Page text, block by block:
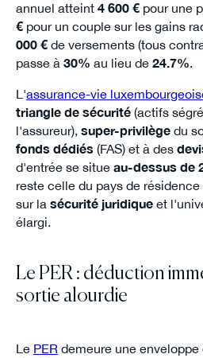
annuel atteint 4 600 €pour une
€pour un couple sur les gains
000 €de versements (tous
passe à 30% au lieu de 24.7%.
L'assurance-vie
triangle de sécurité(actifs
l'assureur), super-privilègedu
fonds dédiés (FAS) et à des
d'entrée se situe au-dessus de
reste celle du pays de
sur la sécurité juridiqueet
élargi.
Le PER : déduction
sortie alourdie
Le PER demeure une